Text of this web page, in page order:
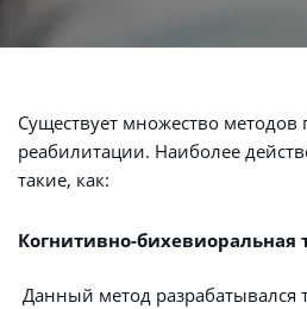
Существует множество методов
реабилитации. Наиболее
такие, как:
Когнитивно-бихевиоральная